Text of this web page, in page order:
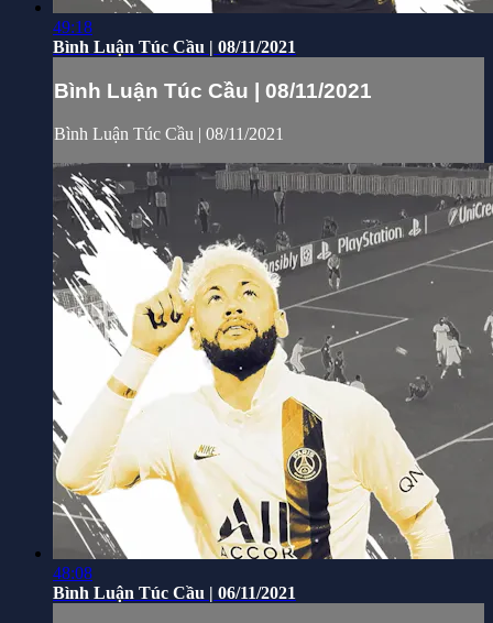
49:18
Bình Luận Túc Cầu | 08/11/2021
Bình Luận Túc Cầu | 08/11/2021
Bình Luận Túc Cầu | 08/11/2021
48:08
Bình Luận Túc Cầu | 06/11/2021